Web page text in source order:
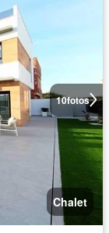
10fotos
Chalet